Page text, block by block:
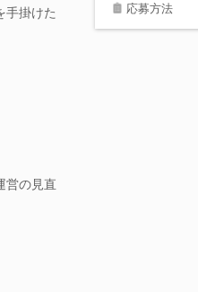
手掛けた
営の見直
応募方法